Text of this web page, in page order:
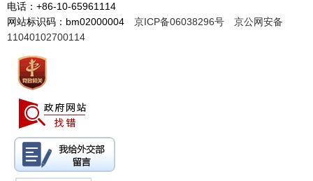
电话：+86-10-65961114
网站标识码：bm02000004 京ICP备06038296号
京公网安备
11040102700114